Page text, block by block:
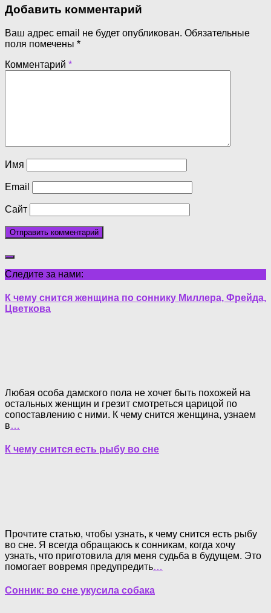
Добавить комментарий
Ваш адрес email не будет опубликован. Обязательные
поля помечены *
Комментарий *
Имя
Email
Сайт
Следите за нами:
К чему снится женщина по соннику Миллера, Фрейда,
Цветкова
Любая особа дамского пола не хочет быть похожей на
остальных женщин и грезит смотреться царицой по
сопоставлению с ними. К чему снится женщина, узнаем
в…
К чему снится есть рыбу во сне
Прочтите статью, чтобы узнать, к чему снится есть рыбу
во сне. Я всегда обращаюсь к сонникам, когда хочу
узнать, что приготовила для меня судьба в будущем. Это
помогает вовремя предупредить…
Сонник: во сне укусила собака